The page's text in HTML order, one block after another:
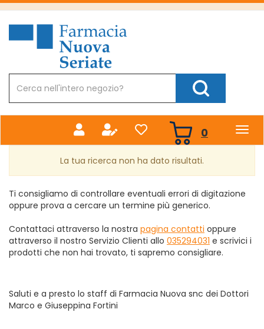
Passa
principale
Farmacia
Nuova
Prodotto
Cerca Prodotto
0 prodotti
inseriti
La tua ricerca non ha dato risultati.
Ti consigliamo di controllare eventuali errori di digitazione
oppure prova a cercare un termine più generico.
Contattaci attraverso la nostra pagina contatti oppure
attraverso il nostro Servizio Clienti allo 035294031 e scrivici i
prodotti che non hai trovato, ti sapremo consigliare.
Saluti e a presto lo staff di Farmacia Nuova snc dei Dottori
Marco e Giuseppina Fortini